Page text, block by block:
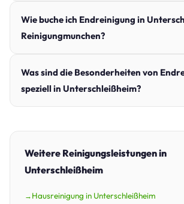
Wie buche ich Endreinigung in
Reinigungmunchen?
Was sind die Besonderheiten von
speziell in Unterschleißheim?
Weitere Reinigungsleistungen in
Unterschleißheim
Hausreinigung in Unterschleißheim